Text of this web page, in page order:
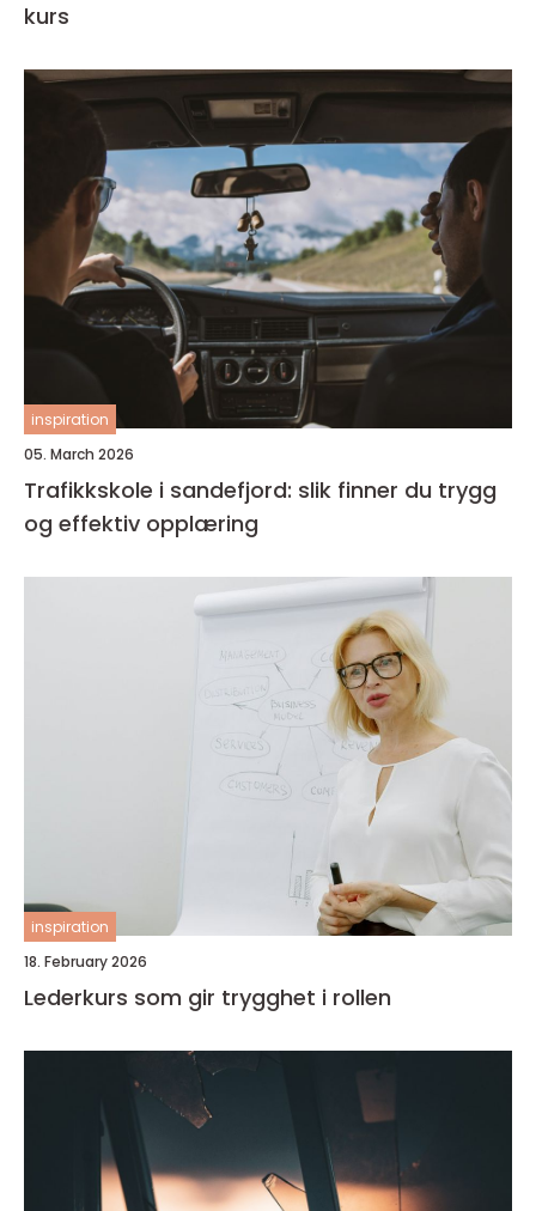
kurs
inspiration
05. March 2026
Trafikkskole i sandefjord: slik finner du trygg
og effektiv opplæring
inspiration
18. February 2026
Lederkurs som gir trygghet i rollen